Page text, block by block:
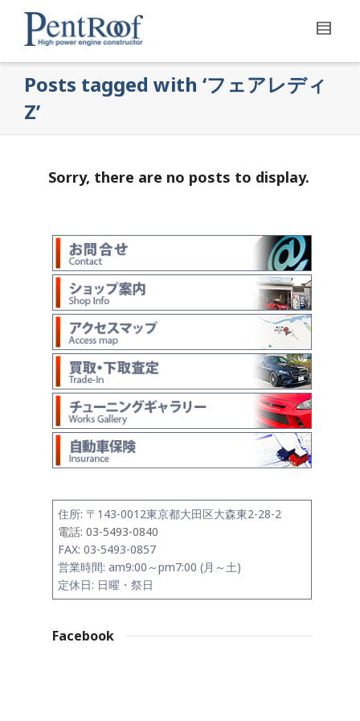
Posts tagged with ‘フェアレディ
Z’
Sorry, there are no posts to display.
住所: 〒143-0012東京都大田区大森東2-28-2
電話: 03-5493-0840
FAX: 03-5493-0857
営業時間: am9:00～pm7:00 (月～土)
定休日: 日曜・祭日
Facebook